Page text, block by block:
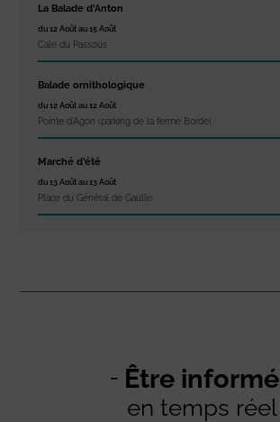
La Balade d’Anton
du 12 Août au 15 Août
Cale du Passous
Balade ornithologique
du 12 Août au 12 Août
Pointe d'Agon (parking de la ferme Borde)
Marché d’été
du 13 Août au 13 Août
Place du Général de Gaulle
Être informé
en temps réel